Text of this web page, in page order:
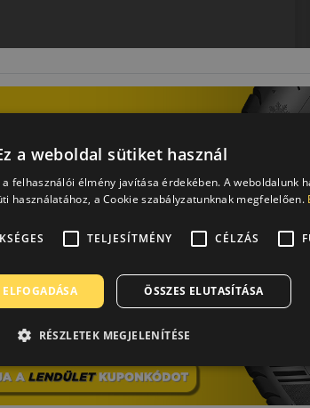
a weboldal sütiket használ
felhasználói élmény javítása érdekében. A weboldalunk
használatához, a Cookie szabályzatunknak megfelelően.
TELJESÍTMÉNY CÉLZÁS
ELFOGADÁSA ÖSSZES ELUTASÍTÁSA
RÉSZLETEK MEGJELENÍTÉSE